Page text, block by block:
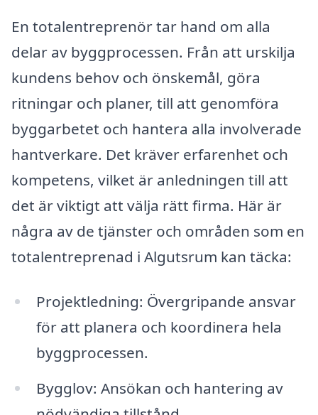
En totalentreprenör tar hand om alla
delar av byggprocessen. Från att urskilja
kundens behov och önskemål, göra
ritningar och planer, till att genomföra
byggarbetet och hantera alla involverade
hantverkare. Det kräver erfarenhet och
kompetens, vilket är anledningen till att
det är viktigt att välja rätt firma. Här är
några av de tjänster och områden som en
totalentreprenad i Algutsrum kan täcka:
Projektledning: Övergripande ansvar
för att planera och koordinera hela
byggprocessen.
Bygglov: Ansökan och hantering av